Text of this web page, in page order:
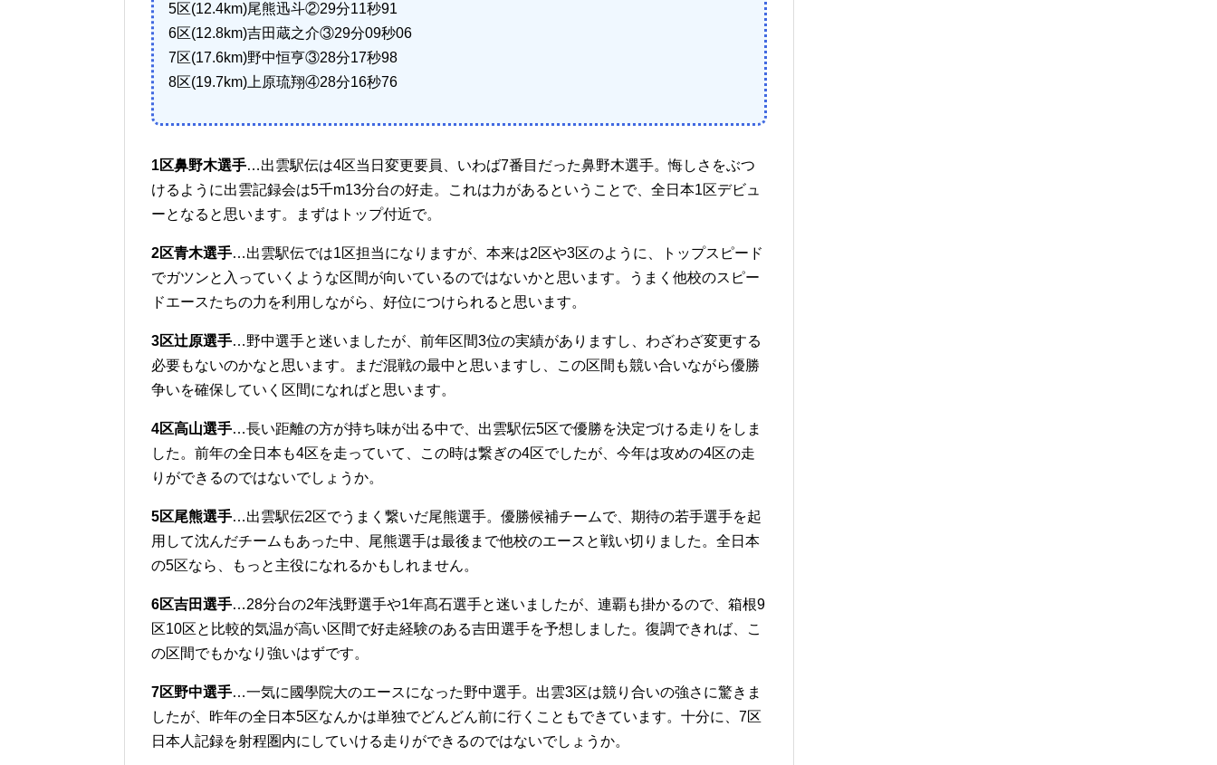
5区(12.4km)尾熊迅斗②29分11秒91
6区(12.8km)吉田蔵之介③29分09秒06
7区(17.6km)野中恒亨③28分17秒98
8区(19.7km)上原琉翔④28分16秒76
1区鼻野木選手…出雲駅伝は4区当日変更要員、いわば7番目だった鼻野木選手。悔しさをぶつ
けるように出雲記録会は5千m13分台の好走。これは力があるということで、全日本1区デビュ
ーとなると思います。まずはトップ付近で。
2区青木選手…出雲駅伝では1区担当になりますが、本来は2区や3区のように、トップスピード
でガツンと入っていくような区間が向いているのではないかと思います。うまく他校のスピー
ドエースたちの力を利用しながら、好位につけられると思います。
3区辻原選手…野中選手と迷いましたが、前年区間3位の実績がありますし、わざわざ変更する
必要もないのかなと思います。まだ混戦の最中と思いますし、この区間も競い合いながら優勝
争いを確保していく区間になればと思います。
4区高山選手…長い距離の方が持ち味が出る中で、出雲駅伝5区で優勝を決定づける走りをしま
した。前年の全日本も4区を走っていて、この時は繋ぎの4区でしたが、今年は攻めの4区の走
りができるのではないでしょうか。
5区尾熊選手…出雲駅伝2区でうまく繋いだ尾熊選手。優勝候補チームで、期待の若手選手を起
用して沈んだチームもあった中、尾熊選手は最後まで他校のエースと戦い切りました。全日本
の5区なら、もっと主役になれるかもしれません。
6区吉田選手…28分台の2年浅野選手や1年髙石選手と迷いましたが、連覇も掛かるので、箱根9
区10区と比較的気温が高い区間で好走経験のある吉田選手を予想しました。復調できれば、こ
の区間でもかなり強いはずです。
7区野中選手…一気に國學院大のエースになった野中選手。出雲3区は競り合いの強さに驚きま
したが、昨年の全日本5区なんかは単独でどんどん前に行くこともできています。十分に、7区
日本人記録を射程圏内にしていける走りができるのではないでしょうか。